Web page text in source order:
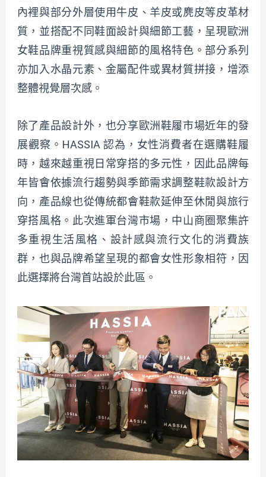
內裡與部分外層使用牛皮、羊皮或麂皮等皮革材
質，並搭配不同鞋面設計與細節工藝，呈現歐洲
女鞋品牌重視質感與細節的風格特色。部分系列
亦加入水晶元素、金屬配件或異材質拼接，增添
整體視覺層次感。
除了產品設計外，也分享歐洲鞋履市場近年的發
展觀察。HASSIA 認為，女性消費者在選購鞋履
時，越來越重視日常穿搭的多元性，因此品牌每
年皆會依據流行趨勢與季節需求調整鞋款設計方
向，產品線也從傳統都會鞋款延伸至休閒與旅行
穿搭風格。此次進軍台灣市場，中山商圈聚集許
多重視生活風格、設計感與流行文化的消費族
群，也與品牌希望呈現的都會女性形象相符，因
此選擇將台灣首站設於此區。